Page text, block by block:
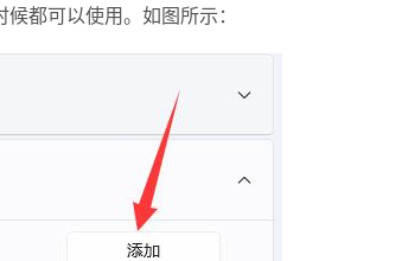
都可以使用。如图所示：